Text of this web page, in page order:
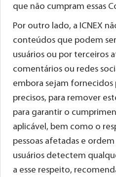
que não cumpram essas
Por outro lado, a ICNEX
conteúdos que podem
usuários ou por terceiros
comentários ou redes
embora sejam fornecidos
precisos, para remover
para garantir o
aplicável, bem como o
pessoas afetadas e ordem
usuários detectem
a esse respeito,